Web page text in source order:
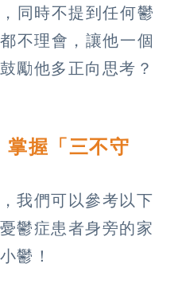
同時不提到任何鬱
不理會，讓他一個
勵他多正向思考？
握「三不守
我們可以參考以下
鬱症患者身旁的家
鬱！